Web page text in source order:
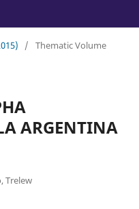
/ Thematic Volume
ARGENTINA
Trelew